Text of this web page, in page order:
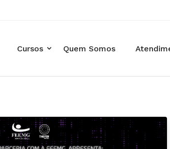
Cursos Quem Somos